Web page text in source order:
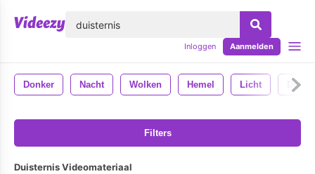
Inloggen Aanmelden
Donker Nacht Wolken Hemel Licht
Filters
Duisternis Videomateriaal